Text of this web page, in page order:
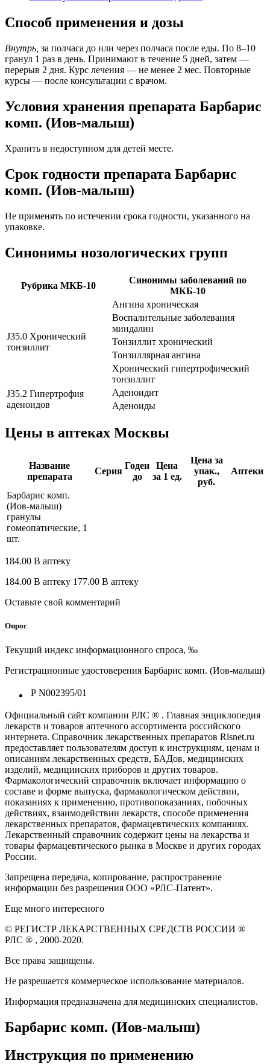
Способ применения и дозы
Внутрь, за полчаса до или через полчаса после еды. По 8–10
гранул 1 раз в день. Принимают в течение 5 дней, затем —
перерыв 2 дня. Курс лечения — не менее 2 мес. Повторные
курсы — после консультации с врачом.
Условия хранения препарата Барбарис
комп. (Иов-малыш)
Хранить в недоступном для детей месте.
Срок годности препарата Барбарис
комп. (Иов-малыш)
Не применять по истечении срока годности, указанного на
упаковке.
Синонимы нозологических групп
Рубрика МКБ-10
Синонимы заболеваний по
МКБ-10
J35.0 Хронический
тонзиллит
Ангина хроническая
Воспалительные заболевания
миндалин
Тонзиллит хронический
Тонзиллярная ангина
Хронический гипертрофический
тонзиллит
J35.2 Гипертрофия
аденоидов
Аденоидит
Аденоиды
Цены в аптеках Москвы
Название
препарата
Серия
Годен
до
Цена
за 1 ед.
Цена за
упак.,
руб.
Аптеки
Барбарис комп.
(Иов-малыш)
гранулы
гомеопатические, 1
шт.
184.00 В аптеку
184.00 В аптеку 177.00 В аптеку
Оставьте свой комментарий
Опрос
Текущий индекс информационного спроса, ‰
Регистрационные удостоверения Барбарис комп. (Иов-малыш)
Р N002395/01
Официальный сайт компании РЛС ® . Главная энциклопедия
лекарств и товаров аптечного ассортимента российского
интернета. Справочник лекарственных препаратов Rlsnet.ru
предоставляет пользователям доступ к инструкциям, ценам и
описаниям лекарственных средств, БАДов, медицинских
изделий, медицинских приборов и других товаров.
Фармакологический справочник включает информацию о
составе и форме выпуска, фармакологическом действии,
показаниях к применению, противопоказаниях, побочных
действиях, взаимодействии лекарств, способе применения
лекарственных препаратов, фармацевтических компаниях.
Лекарственный справочник содержит цены на лекарства и
товары фармацевтического рынка в Москве и других городах
России.
Запрещена передача, копирование, распространение
информации без разрешения ООО «РЛС-Патент».
Еще много интересного
© РЕГИСТР ЛЕКАРСТВЕННЫХ СРЕДСТВ РОССИИ ®
РЛС ® , 2000-2020.
Все права защищены.
Не разрешается коммерческое использование материалов.
Информация предназначена для медицинских специалистов.
Барбарис комп. (Иов-малыш)
Инструкция по применению